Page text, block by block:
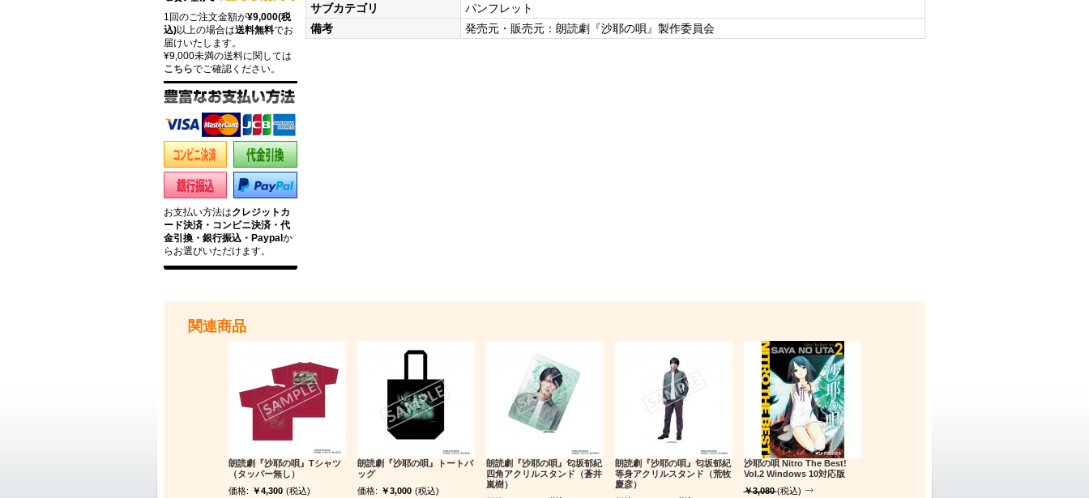
サブカテゴリ
パンフレット
備考
発売元・販売元：朗読劇『沙耶の唄』製作委員会
1回のご注文金額が¥9,000(税
込)以上の場合は送料無料でお
届けいたします。
¥9,000未満の送料に関しては
こちらでご確認ください。
お支払い方法はクレジットカ
ード決済・コンビニ決済・代
金引換・銀行振込・Paypal か
らお選びいただけます。
関連商品
朗読劇『沙耶の唄』Tシャツ
（タッパー無し）
価格: ￥4,300 (税込)
朗読劇『沙耶の唄』トートバ
ッグ
価格: ￥3,000 (税込)
朗読劇『沙耶の唄』匂坂郁紀
四角アクリルスタンド（蒼井
嵐樹）
朗読劇『沙耶の唄』匂坂郁紀
等身アクリルスタンド（荒牧
慶彦）
沙耶の唄 Nitro The Best!
Vol.2 Windows 10対応版
￥3,080(税込)